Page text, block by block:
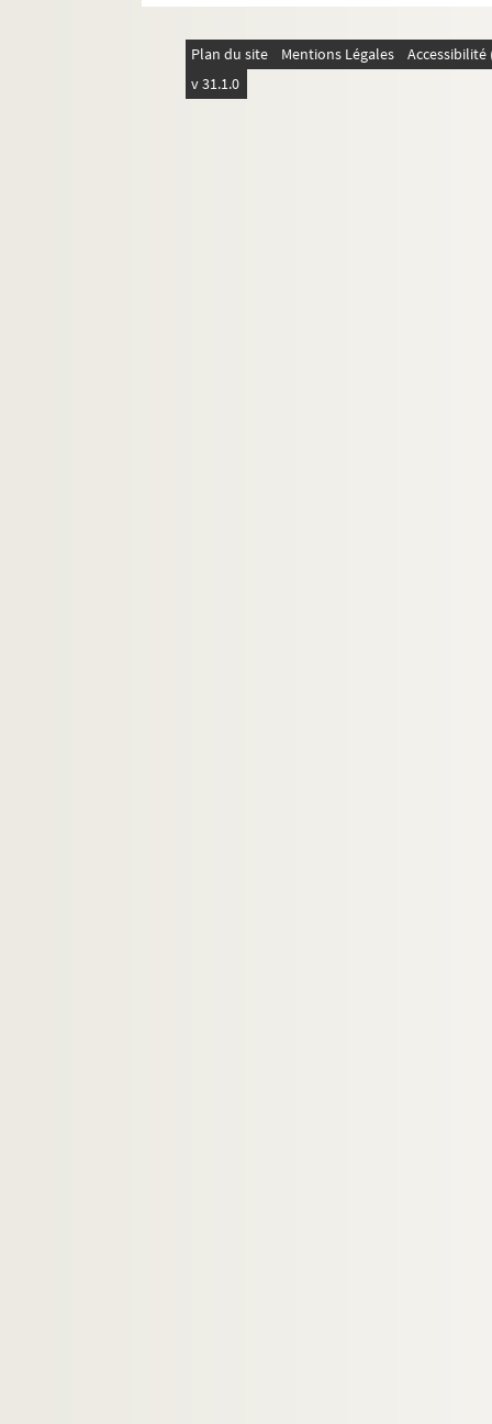
Plan du site Mentions Légales
v 31.1.0